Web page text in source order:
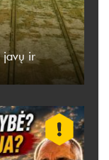
javų ir